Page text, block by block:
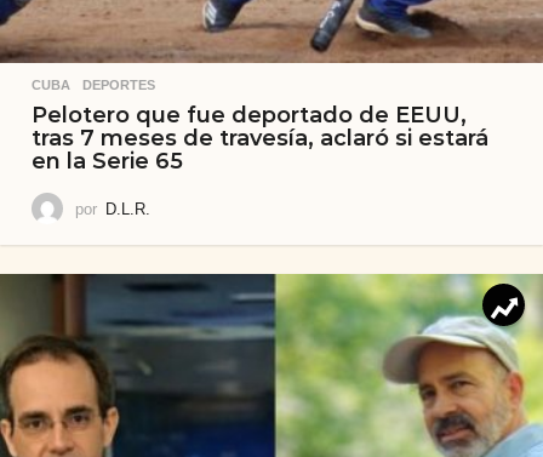
CUBA ,DEPORTES
Pelotero que fue deportado de EEUU,
tras 7 meses de travesía, aclaró si estará
en la Serie 65
por D.L.R.